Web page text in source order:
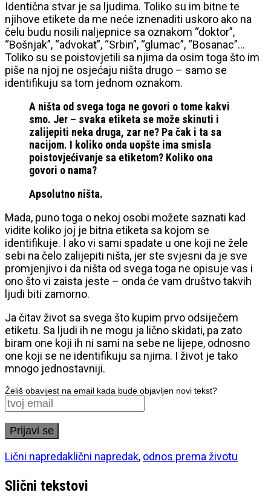
Identična stvar je sa ljudima. Toliko su im bitne te
njihove etikete da me neće iznenaditi uskoro ako na
čelu budu nosili naljepnice sa oznakom “doktor”,
“Bošnjak”, “advokat”, “Srbin”, “glumac”, “Bosanac”…
Toliko su se poistovjetili sa njima da osim toga što im
piše na njoj ne osjećaju ništa drugo – samo se
identifikuju sa tom jednom oznakom.
A ništa od svega toga ne govori o tome kakvi
smo. Jer – svaka etiketa se može skinuti i
zalijepiti neka druga, zar ne? Pa čak i ta sa
nacijom. I koliko onda uopšte ima smisla
poistovjećivanje sa etiketom? Koliko ona
govori o nama?
Apsolutno ništa.
Mada, puno toga o nekoj osobi možete saznati kad
vidite koliko joj je bitna etiketa sa kojom se
identifikuje. I ako vi sami spadate u one koji ne žele
sebi na čelo zalijepiti ništa, jer ste svjesni da je sve
promjenjivo i da ništa od svega toga ne opisuje vas i
ono što vi zaista jeste – onda će vam društvo takvih
ljudi biti zamorno.
Ja čitav život sa svega što kupim prvo odsiječem
etiketu. Sa ljudi ih ne mogu ja lično skidati, pa zato
biram one koji ih ni sami na sebe ne lijepe, odnosno
one koji se ne identifikuju sa njima. I život je tako
mnogo jednostavniji.
Želiš obavijest na email kada bude objavljen novi tekst?
Lični napredak lični napredak, odnos prema životu
Slični tekstovi